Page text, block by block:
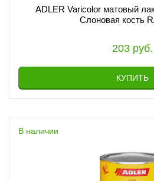
ADLER Varicolor матовый
Слоновая кость
203 руб.
КУПИТЬ
В наличии